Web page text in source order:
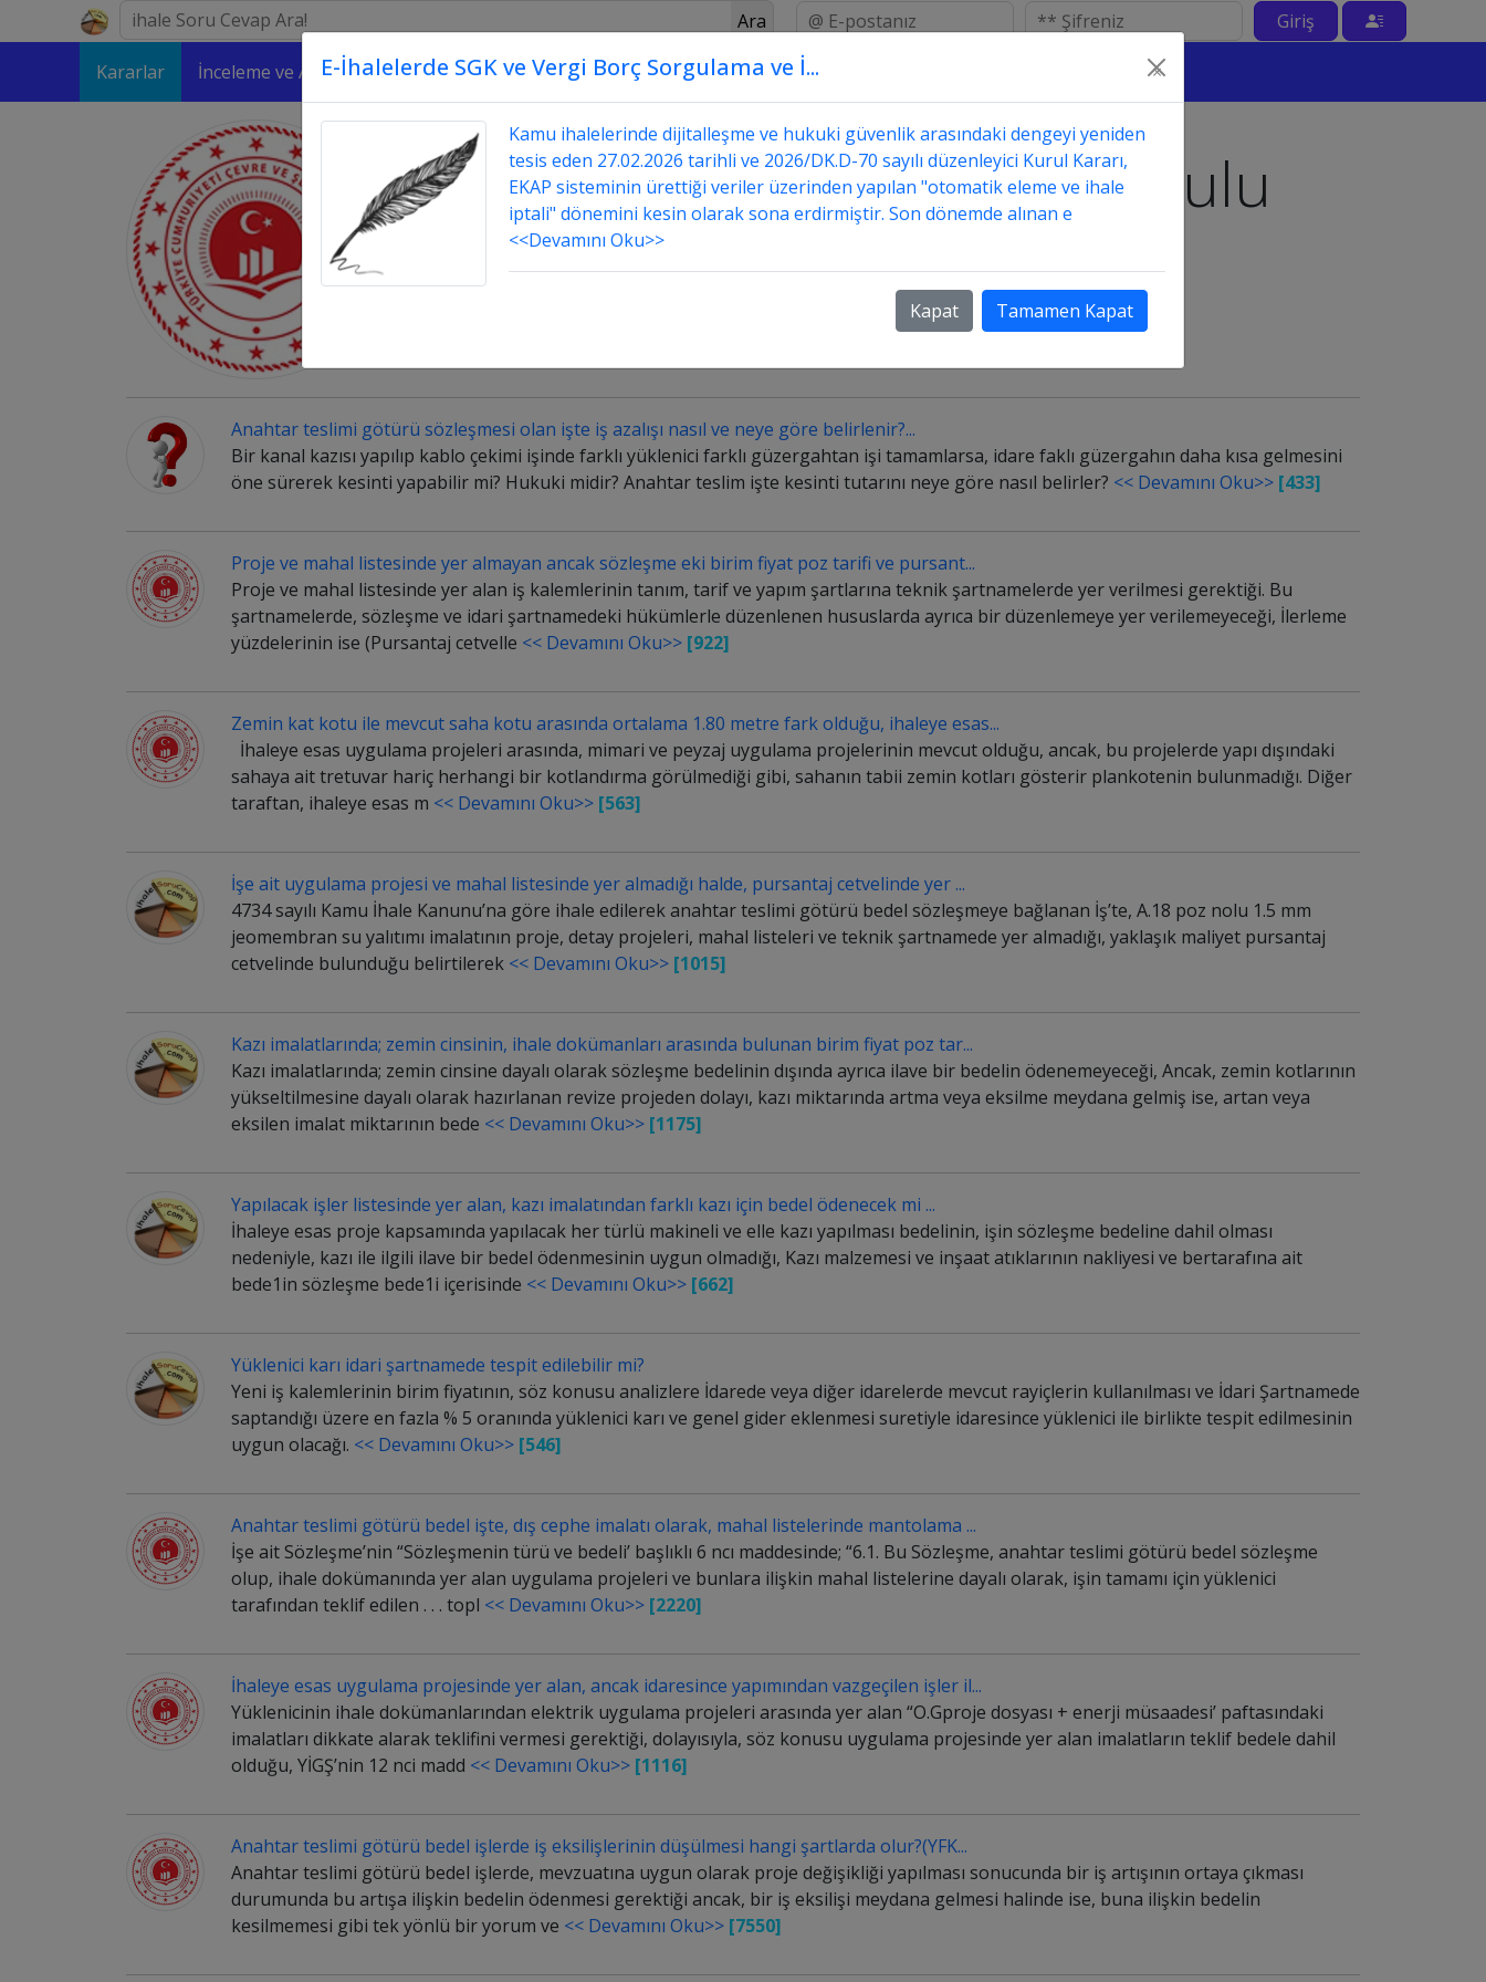
Ara Giriş
Kararlar İnceleme ve Analizler Makaleler Üstada Sor Danışmanlık Sorular ve Cevapları
Yüksek Fen Kurulu
Kararları
Anahtar teslimi götürü sözleşmesi olan işte iş azalışı nasıl ve neye göre belirlenir?...
Bir kanal kazısı yapılıp kablo çekimi işinde farklı yüklenici farklı güzergahtan işi tamamlarsa, idare faklı güzergahın daha kısa gelmesini
öne sürerek kesinti yapabilir mi? Hukuki midir? Anahtar teslim işte kesinti tutarını neye göre nasıl belirler? << Devamını Oku>> [433]
Proje ve mahal listesinde yer almayan ancak sözleşme eki birim fiyat poz tarifi ve pursant...
Proje ve mahal listesinde yer alan iş kalemlerinin tanım, tarif ve yapım şartlarına teknik şartnamelerde yer verilmesi gerektiği. Bu
şartnamelerde, sözleşme ve idari şartnamedeki hükümlerle düzenlenen hususlarda ayrıca bir düzenlemeye yer verilemeyeceği, İlerleme
yüzdelerinin ise (Pursantaj cetvelle << Devamını Oku>> [922]
Zemin kat kotu ile mevcut saha kotu arasında ortalama 1.80 metre fark olduğu, ihaleye esas...
İhaleye esas uygulama projeleri arasında, mimari ve peyzaj uygulama projelerinin mevcut olduğu, ancak, bu projelerde yapı dışındaki
sahaya ait tretuvar hariç herhangi bir kotlandırma görülmediği gibi, sahanın tabii zemin kotları gösterir plankotenin bulunmadığı. Diğer
taraftan, ihaleye esas m << Devamını Oku>> [563]
İşe ait uygulama projesi ve mahal listesinde yer almadığı halde, pursantaj cetvelinde yer ...
4734 sayılı Kamu İhale Kanunu’na göre ihale edilerek anahtar teslimi götürü bedel sözleşmeye bağlanan İş’te, A.18 poz nolu 1.5 mm
jeomembran su yalıtımı imalatının proje, detay projeleri, mahal listeleri ve teknik şartnamede yer almadığı, yaklaşık maliyet pursantaj
cetvelinde bulunduğu belirtilerek << Devamını Oku>> [1015]
Kazı imalatlarında; zemin cinsinin, ihale dokümanları arasında bulunan birim fiyat poz tar...
Kazı imalatlarında; zemin cinsine dayalı olarak sözleşme bedelinin dışında ayrıca ilave bir bedelin ödenemeyeceği, Ancak, zemin kotlarının
yükseltilmesine dayalı olarak hazırlanan revize projeden dolayı, kazı miktarında artma veya eksilme meydana gelmiş ise, artan veya
eksilen imalat miktarının bede << Devamını Oku>> [1175]
Yapılacak işler listesinde yer alan, kazı imalatından farklı kazı için bedel ödenecek mi ...
İhaleye esas proje kapsamında yapılacak her türlü makineli ve elle kazı yapılması bedelinin, işin sözleşme bedeline dahil olması
nedeniyle, kazı ile ilgili ilave bir bedel ödenmesinin uygun olmadığı, Kazı malzemesi ve inşaat atıklarının nakliyesi ve bertarafına ait
bede1in sözleşme bede1i içerisinde << Devamını Oku>> [662]
Yüklenici karı idari şartnamede tespit edilebilir mi?
Yeni iş kalemlerinin birim fiyatının, söz konusu analizlere İdarede veya diğer idarelerde mevcut rayiçlerin kullanılması ve İdari Şartnamede
saptandığı üzere en fazla % 5 oranında yüklenici karı ve genel gider eklenmesi suretiyle idaresince yüklenici ile birlikte tespit edilmesinin
uygun olacağı. << Devamını Oku>> [546]
Anahtar teslimi götürü bedel işte, dış cephe imalatı olarak, mahal listelerinde mantolama ...
İşe ait Sözleşme’nin “Sözleşmenin türü ve bedeli’ başlıklı 6 ncı maddesinde; “6.1. Bu Sözleşme, anahtar teslimi götürü bedel sözleşme
olup, ihale dokümanında yer alan uygulama projeleri ve bunlara ilişkin mahal listelerine dayalı olarak, işin tamamı için yüklenici
tarafından teklif edilen . . . topl << Devamını Oku>> [2220]
İhaleye esas uygulama projesinde yer alan, ancak idaresince yapımından vazgeçilen işler il...
Yüklenicinin ihale dokümanlarından elektrik uygulama projeleri arasında yer alan “O.Gproje dosyası + enerji müsaadesi’ paftasındaki
imalatları dikkate alarak teklifini vermesi gerektiği, dolayısıyla, söz konusu uygulama projesinde yer alan imalatların teklif bedele dahil
olduğu, YİGŞ’nin 12 nci madd << Devamını Oku>> [1116]
Anahtar teslimi götürü bedel işlerde iş eksilişlerinin düşülmesi hangi şartlarda olur?(YFK...
Anahtar teslimi götürü bedel işlerde, mevzuatına uygun olarak proje değişikliği yapılması sonucunda bir iş artışının ortaya çıkması
durumunda bu artışa ilişkin bedelin ödenmesi gerektiği ancak, bir iş eksilişi meydana gelmesi halinde ise, buna ilişkin bedelin
kesilmemesi gibi tek yönlü bir yorum ve << Devamını Oku>> [7550]
E-İhalelerde SGK ve Vergi Borç Sorgulama ve İ... ×
Kamu ihalelerinde dijitalleşme ve hukuki güvenlik arasındaki dengeyi yeniden
tesis eden 27.02.2026 tarihli ve 2026/DK.D-70 sayılı düzenleyici Kurul Kararı,
EKAP sisteminin ürettiği veriler üzerinden yapılan "otomatik eleme ve ihale
iptali" dönemini kesin olarak sona erdirmiştir. Son dönemde alınan e
<<Devamını Oku>>
Kapat Tamamen Kapat